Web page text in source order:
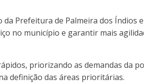
Prefeitura de Palmeira dos Índios
no município e garantir mais
priorizando as demandas da
definição das áreas prioritárias.